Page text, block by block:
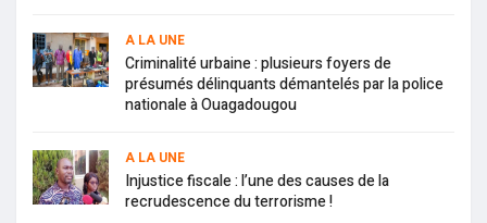
A LA UNE
Criminalité urbaine : plusieurs foyers de
présumés délinquants démantelés par la police
nationale à Ouagadougou
A LA UNE
Injustice fiscale : l’une des causes de la
recrudescence du terrorisme !